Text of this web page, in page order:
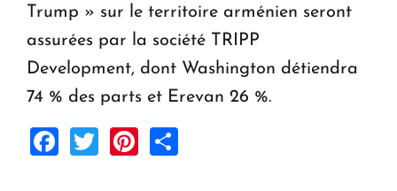
Trump » sur le territoire arménien seront
assurées par la société TRIPP
Development, dont Washington détiendra
74 % des parts et Erevan 26 %.
Facebook
TwitterPinterest